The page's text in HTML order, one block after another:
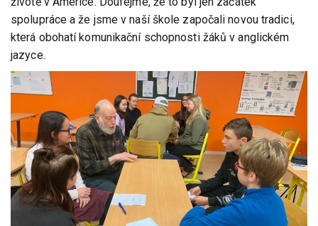
spolupráce a že jsme v naší škole započali novou tradici,
která obohatí komunikační schopnosti žáků v anglickém
jazyce.